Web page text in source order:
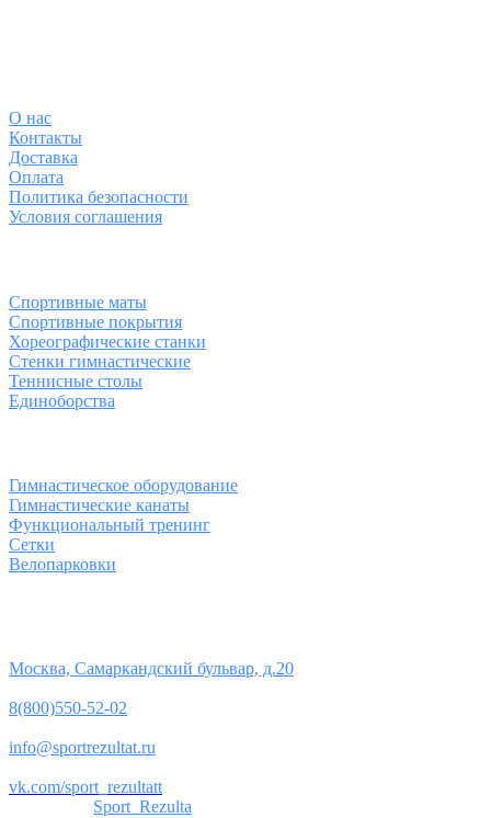
О нас
Контакты
Доставка
Оплата
Политика безопасности
Условия соглашения
Спортивные маты
Спортивные покрытия
Хореографические станки
Стенки гимнастические
Теннисные столы
Единоборства
Гимнастическое оборудование
Гимнастические канаты
Функциональный тренинг
Сетки
Велопарковки
Москва, Самаркандский бульвар, д.20
8(800)550-52-02
info@sportrezultat.ru
vk.com/sport_rezultatt
Sport_Rezulta